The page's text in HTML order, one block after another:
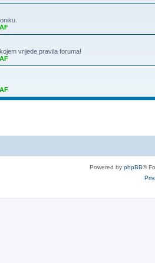
vrijede pravila foruma!
Powered by phpBB®